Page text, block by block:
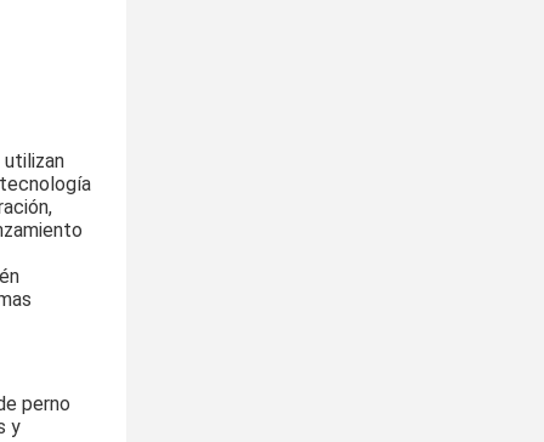
perno
y